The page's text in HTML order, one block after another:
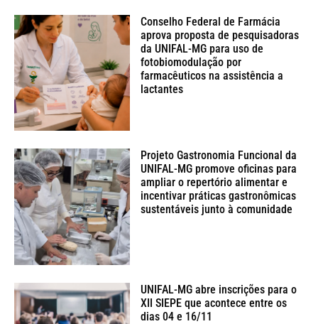
Conselho Federal de Farmácia
aprova proposta de pesquisadoras
da UNIFAL-MG para uso de
fotobiomodulação por
farmacêuticos na assistência a
lactantes
Projeto Gastronomia Funcional da
UNIFAL-MG promove oficinas para
ampliar o repertório alimentar e
incentivar práticas gastronômicas
sustentáveis junto à comunidade
UNIFAL-MG abre inscrições para o
XII SIEPE que acontece entre os
dias 04 e 16/11